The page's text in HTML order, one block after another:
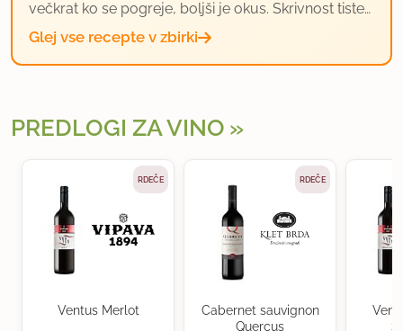
večkrat ko se pogreje, boljši je okus. Skrivnost tiste…
Glej vse recepte v zbirki
PREDLOGI ZA VINO
RDEČE
Ventus Merlot
RDEČE
Cabernet sauvignon
Quercus